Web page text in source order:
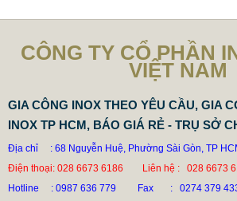
CÔNG TY CỔ PHẦN
VIỆT NAM
GIA CÔNG INOX THEO YÊU CẦU, GIA
INOX TP HCM, BÁO GIÁ RẺ - TRỤ SỞ
Địa chỉ : 68 Nguyễn Huệ, Phường Sài Gòn, TP
Điện thoại: 028 6673 6186 Liên hệ : 028 6673
Hotline
: 0987 636 779 Fax : 0274 379